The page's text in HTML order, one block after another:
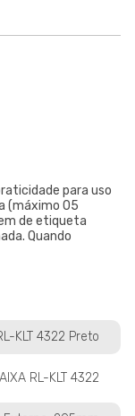
para uso
(máximo 05
de etiqueta
Quando
KLT 4322 Preto
RL-KLT 4322